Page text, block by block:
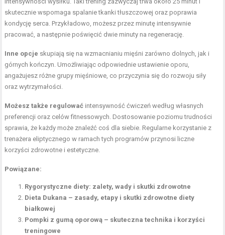
skutecznie wspomaga spalanie tkanki tłuszczowej oraz poprawia
kondycję serca. Przykładowo, możesz przez minutę intensywnie
pracować, a następnie poświęcić dwie minuty na regenerację.
Inne opcje skupiają się na wzmacnianiu mięśni zarówno dolnych, jak i
górnych kończyn. Umożliwiając odpowiednie ustawienie oporu,
angażujesz różne grupy mięśniowe, co przyczynia się do rozwoju siły
oraz wytrzymałości.
Możesz także regulować intensywność ćwiczeń według własnych
preferencji oraz celów fitnessowych. Dostosowanie poziomu trudności
sprawia, że każdy może znaleźć coś dla siebie. Regularne korzystanie z
trenażera eliptycznego w ramach tych programów przynosi liczne
korzyści zdrowotne i estetyczne.
Powiązane:
Rygorystyczne diety: zalety, wady i skutki zdrowotne
Dieta Dukana – zasady, etapy i skutki zdrowotne diety
białkowej
Pompki z gumą oporową – skuteczna technika i korzyści
treningowe